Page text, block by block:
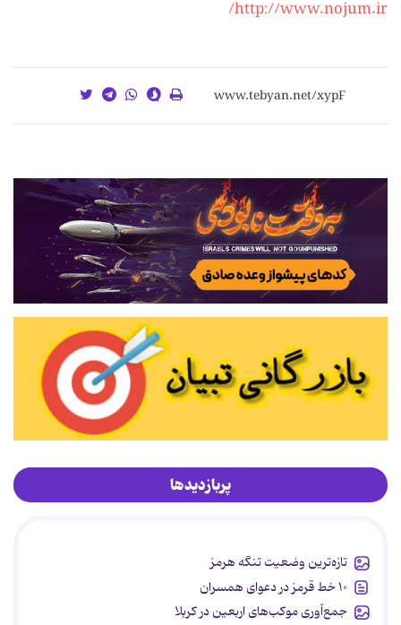
http://www.nojum.ir/
پربازدیدها
تازه‌ترین وضعیت تنگه هرمز
۱۰ خط قرمز در دعوای همسران
جمع‌آوری موکب‌های اربعین در کربلا